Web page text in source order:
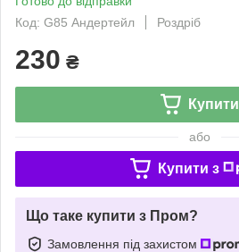
Код: G85 Андертейл
Роздріб
230 ₴
Купити
або
Купити з
Що таке купити з Пром?
Замовлення під захистом